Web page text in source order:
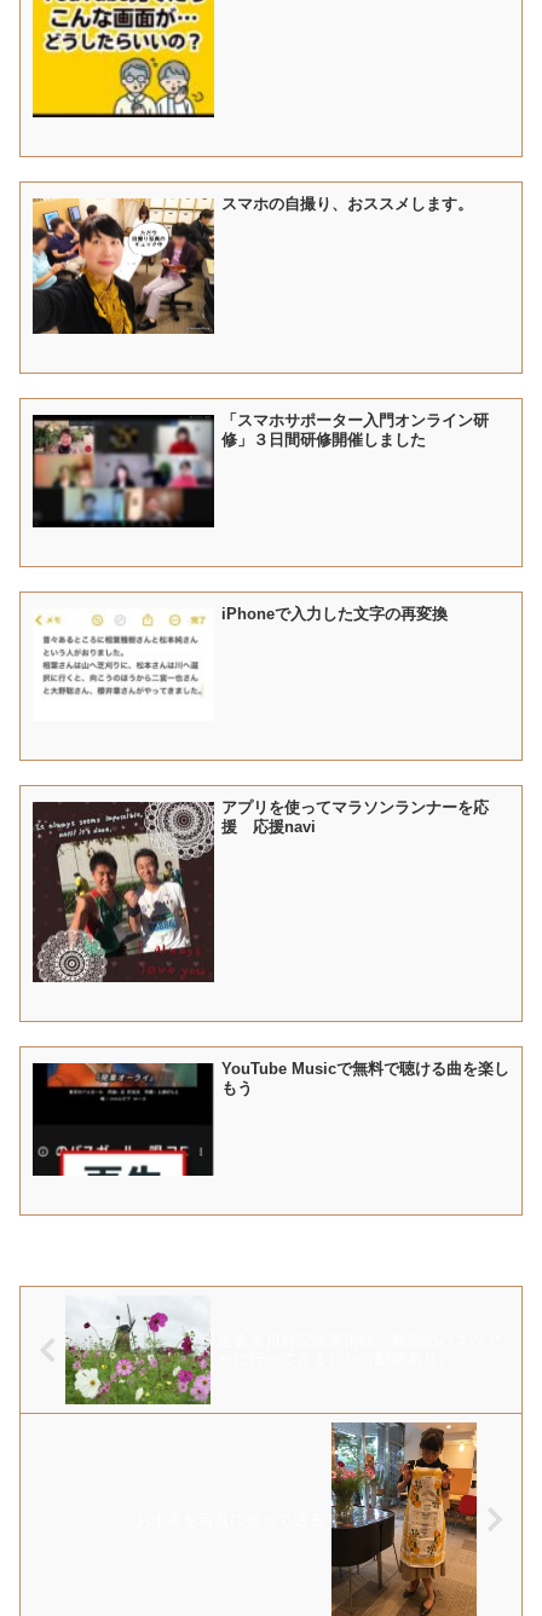
スマホの自撮り、おススメします。
「スマホサポーター入門オンライン研
修」３日間研修開催しました
iPhoneで入力した文字の再変換
アプリを使ってマラソンランナーを応
援 応援navi
YouTube Musicで無料で聴ける曲を楽し
もう